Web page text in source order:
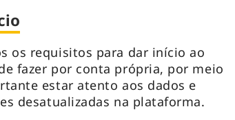
os requisitos para dar início ao
fazer por conta própria, por meio
estar atento aos dados e
desatualizadas na plataforma.